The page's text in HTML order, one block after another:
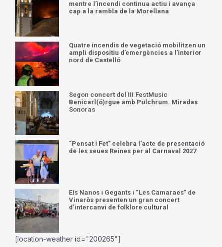
mentre l’incendi continua actiu i avança
cap a la rambla de la Morellana
Quatre incendis de vegetació mobilitzen un
ampli dispositiu d’emergències a l’interior
nord de Castelló
Segon concert del III FestMusic
Benicarl(ó)rgue amb Pulchrum. Miradas
Sonoras
“Pensat i Fet” celebra l’acte de presentació
de les seues Reines per al Carnaval 2027
Els Nanos i Gegants i “Les Camaraes” de
Vinaròs presenten un gran concert
d’intercanvi de folklore cultural
[location-weather id="200265"]